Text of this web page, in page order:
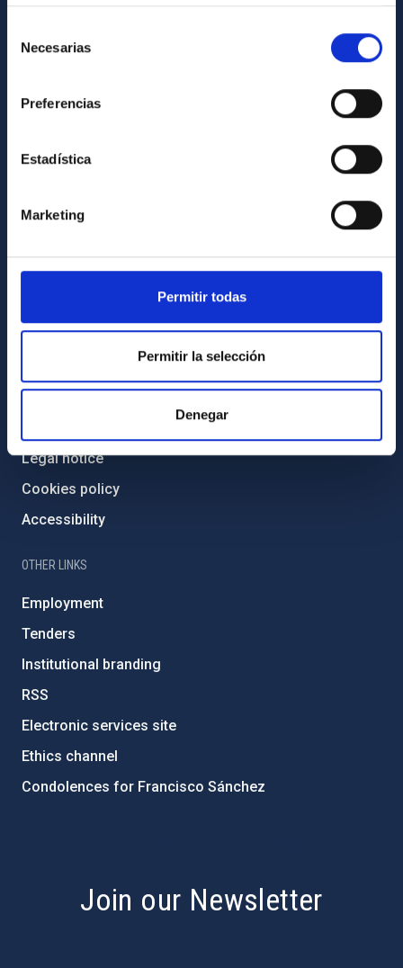
Necesarias
Preferencias
Estadística
Marketing
Permitir todas
Permitir la selección
Denegar
Legislation
Code of ethics and anti-fraud policy
Environment and Sustainability
IAC Projects
External funding
Sitemap
Legal notice
Cookies policy
Accessibility
OTHER LINKS
Employment
Tenders
Institutional branding
RSS
Electronic services site
Ethics channel
Condolences for Francisco Sánchez
Join our Newsletter